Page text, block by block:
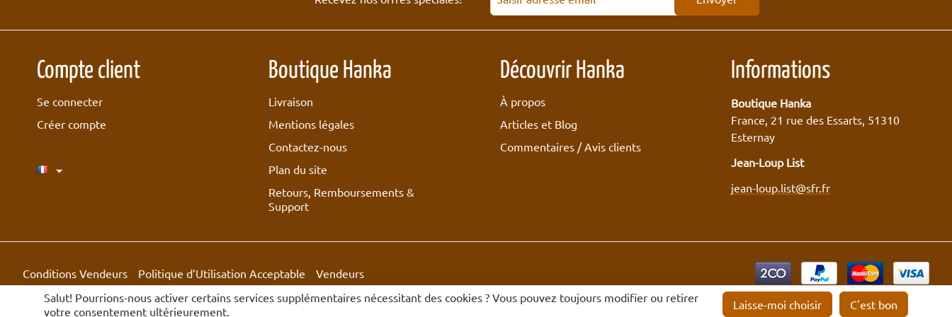
Compte client
Se connecter
Créer compte
Boutique Hanka
Livraison
Mentions légales
Contactez-nous
Plan du site
Retours, Remboursements &
Support
Découvrir Hanka
À propos
Articles et Blog
Commentaires / Avis clients
Informations
Boutique Hanka
France, 21 rue des Essarts, 51310
Esternay
Jean-Loup List
jean-loup.list@sfr.fr
Conditions Vendeurs Politique d’Utilisation Acceptable Vendeurs
© 2018-2026 Boutique Hanka.
Salut! Pourrions-nous activer certains services supplémentaires nécessitant des cookies ? Vous pouvez toujours modifier ou retirer
votre consentement ultérieurement.
Laisse-moi choisir C'est bon